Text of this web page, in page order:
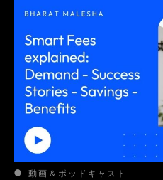
動画＆ポッドキャスト